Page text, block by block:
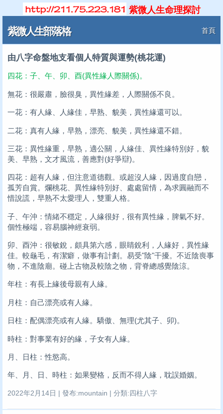
紫微人生命理探討
紫微人生部落格 首頁
由八字命盤地支看個人特質與運勢(桃花運)
四花：子、午、卯、酉(異性緣人際關係)。
無花：很嚴肅，臉很臭，異性緣差，人際關係不良。
一花：有人緣、人緣佳，早熟、貌美，異性緣還可以。
二花：真有人緣，早熟，漂亮、貌美，異性緣還不錯。
三花：異性緣重，早熟，適公關，人緣佳、異性緣特別好，貌
美、早熟，文才風流，善應對(好爭辯)。
四花：超有人緣，但注意道德觀。或超沒人緣，因過度自戀，
孤芳自賞。爛桃花、異性緣特別好、處處留情，為求圓融而不
惜說謊，早熟不太愛理人，雙重人格。
子、午沖：情緒不穩定，人緣很好，很有異性緣，脾氣不好。
個性極端，容易腦神經衰弱。
卯、酉沖：很敏銳，頗具第六感，眼睛銳利，人緣好，異性緣
佳。較龜毛，有潔癖，做事有計劃。易受"陰"干擾。不近陰喪事
物，不進陰廟。碰上古物及較陰之物，背脊總感覺陰涼。
年柱：有長上緣後母親有人緣。
月柱：自己漂亮或有人緣。
日柱：配偶漂亮或有人緣。驕傲、無理(尤其子、卯)。
時柱：對事業有好的緣，子女有人緣。
月、日柱：性慾高。
年、月、日、時柱：如果變格，反而不得人緣，耽誤婚姻。
2022年2月14日 | 發布:mountain | 分類:四柱八字